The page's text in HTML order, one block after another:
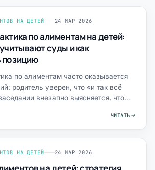
НА ДЕТЕЙ 24 МАР 2026
по алиментам на детей:
суды и как
позицию
по алиментам часто оказывается
родитель уверен, что «и так всё
внезапно выясняется, что
ЧИТАТЬ
НА ДЕТЕЙ 24 МАР 2026